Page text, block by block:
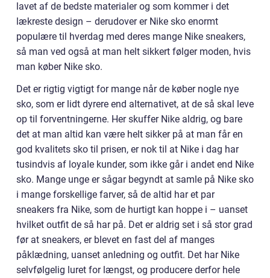
lavet af de bedste materialer og som kommer i det
lækreste design – derudover er Nike sko enormt
populære til hverdag med deres mange Nike sneakers,
så man ved også at man helt sikkert følger moden, hvis
man køber Nike sko.
Det er rigtig vigtigt for mange når de køber nogle nye
sko, som er lidt dyrere end alternativet, at de så skal leve
op til forventningerne. Her skuffer Nike aldrig, og bare
det at man altid kan være helt sikker på at man får en
god kvalitets sko til prisen, er nok til at Nike i dag har
tusindvis af loyale kunder, som ikke går i andet end Nike
sko. Mange unge er sågar begyndt at samle på Nike sko
i mange forskellige farver, så de altid har et par
sneakers fra Nike, som de hurtigt kan hoppe i – uanset
hvilket outfit de så har på. Det er aldrig set i så stor grad
før at sneakers, er blevet en fast del af manges
påklædning, uanset anledning og outfit. Det har Nike
selvfølgelig luret for længst, og producere derfor hele